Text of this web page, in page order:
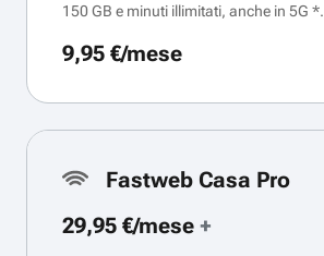
150 GB e minuti illimitati, anche in 5G *.
9,95 €/mese
Fastweb Casa Pro
29,95 €/mese +